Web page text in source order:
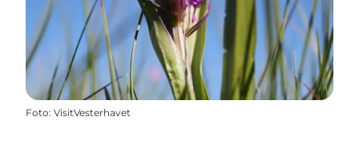
Foto: VisitVesterhavet